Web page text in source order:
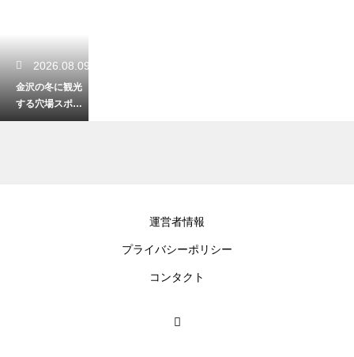
2026.08.09
金沢の冬に観光
する穴場スポッ
トは？雪景色が
運営者情報
プライバシーポリシー
コンタクト